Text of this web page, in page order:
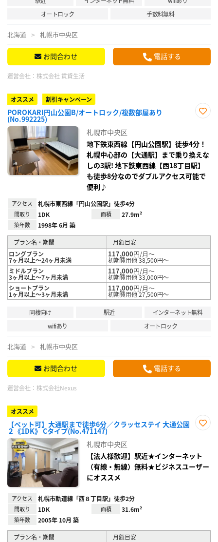
オートロック
手数料無料
北海道 札幌市中央区
お問合わせ 電話する
運営会社： 株式会社 賃貸生活
オススメ 割引キャンペーン
POROKARI円山公園B/オートロック/複数部屋あり
(No.992225)
録
札幌市中央区
地下鉄東西線【円山公園駅】徒歩4分！
札幌中心部の【大通駅】まで乗り換えな
しの3駅! 地下鉄東西線【西18丁目駅】
も徒歩8分なのでダブルアクセス可能で
便利♪
アクセス 札幌市東西線「円山公園駅」徒歩4分
間取り 1DK 面積 27.9m²
築年数 1998年 6月 築
プラン名・期間
月額目安
ロングプラン
7ヶ月以上～24ヶ月未満
117,000円/月～
初期費用他 38,500円～
ミドルプラン
3ヶ月以上～7ヶ月未満
117,000円/月～
初期費用他 33,000円～
ショートプラン
1ヶ月以上～3ヶ月未満
117,000円/月～
初期費用他 27,500円～
同棲向け 駅近
インターネット無料
wifiあり
オートロック
北海道 札幌市中央区
お問合わせ 電話する
運営会社： 株式会社Nexus
オススメ
【ペット可】大通駅まで徒歩6分／クラッセステイ 大通公園
２《1DK》 Cタイプ(No.471147)
録
札幌市中央区
【法人様歓迎】駅近★インターネット
（有線・無線）無料★ビジネスユーザー
にオススメ
アクセス 札幌市軌道線「西８丁目駅」徒歩2分
間取り 1DK 面積 31.6m²
築年数 2005年 10月 築
プラン名・期間
月額目安